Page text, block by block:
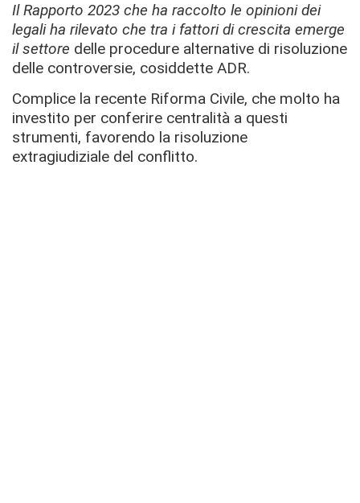
Il Rapporto 2023 che ha raccolto le opinioni dei
legali ha rilevato che tra i fattori di crescita emerge
il settore delle procedure alternative di risoluzione
delle controversie, cosiddette ADR.
Complice la recente Riforma Civile, che molto ha
investito per conferire centralità a questi
strumenti, favorendo la risoluzione
extragiudiziale del conflitto.